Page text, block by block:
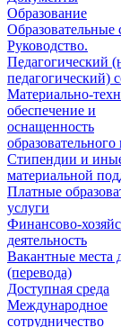
Образование
Образовательные
Руководство.
Педагогический
педагогический)
Материально-
обеспечение и
оснащенность
образовательного
Стипендии и
материальной
Платные
услуги
Финансово-
деятельность
Вакантные места
(перевода)
Доступная среда
Международное
сотрудничество